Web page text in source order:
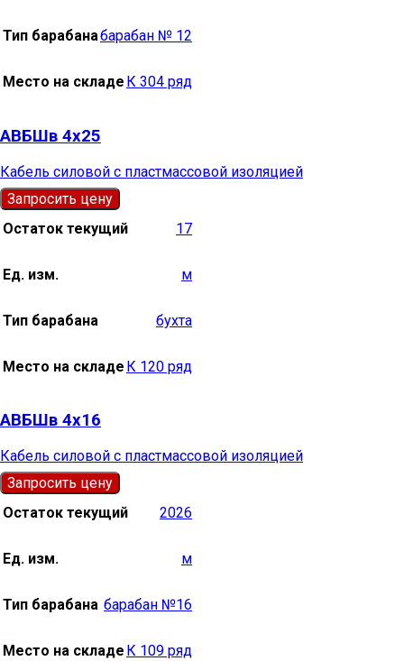
Тип барабанабарабан № 12
Место на складе К 304 ряд
АВБШв 4х25
Кабель силовой с пластмассовой изоляцией
Запросить цену
Остаток текущий
17
Ед. изм. м
Тип барабана бухта
Место на складе К 120 ряд
АВБШв 4х16
Кабель силовой с пластмассовой изоляцией
Запросить цену
Остаток текущий
2026
Ед. изм. м
Тип барабана барабан №16
Место на складе К 109 ряд